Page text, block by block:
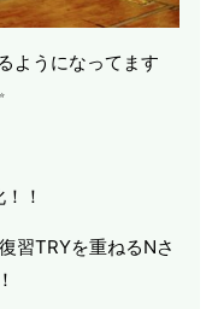
ようになってます
！
習TRYを重ねるNさ